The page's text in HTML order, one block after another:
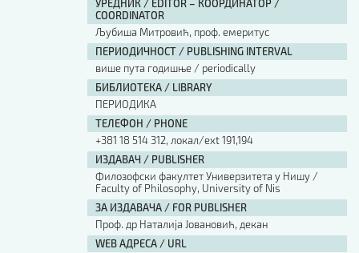
Наслов или део наслова
АУТОР / AUTHOR
УРЕДНИК / EDITOR – КООРДИНАТОР /
COORDINATOR
Љубиша Митровић, проф. емеритус
ПЕРИОДИЧНОСТ / PUBLISHING INTERVAL
више пута годишње / periodically
БИБЛИОТЕКА / LIBRARY
ПЕРИОДИКА
ТЕЛЕФОН / PHONE
+381 18 514 312, локал/ext 191,194
ИЗДАВАЧ / PUBLISHER
Филозофски факултет Универзитета у Нишу /
Faculty of Philosophy, University of Nis
ЗА ИЗДАВАЧА / FOR PUBLISHER
Проф. др Наталија Јовановић, декан
WEB АДРЕСА / URL